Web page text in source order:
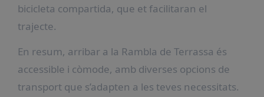
bicicleta compartida, que et facilitaran el
trajecte.
En resum, arribar a la Rambla de Terrassa és
accessible i còmode, amb diverses opcions de
transport que s’adapten a les teves necessitats.